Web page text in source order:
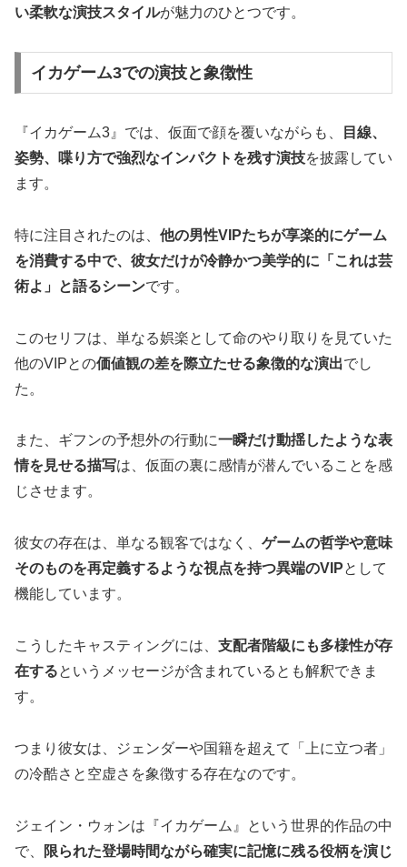
い柔軟な演技スタイルが魅力のひとつです。
イカゲーム3での演技と象徴性
『イカゲーム3』では、仮面で顔を覆いながらも、
目線、
姿勢、喋り方で強烈なインパクトを残す演技を披露してい
ます。
特に注目されたのは、 他の男性VIPたちが享楽的にゲーム
を消費する中で、彼女だけが冷静かつ美学的に「これは芸
術よ」と語るシーンです。
このセリフは、単なる娯楽として命のやり取りを見ていた
他のVIPとの価値観の差を際立たせる象徴的な演出でし
た。
また、ギフンの予想外の行動に一瞬だけ動揺したような表
情を見せる描写は、仮面の裏に感情が潜んでいることを感
じさせます。
彼女の存在は、単なる観客ではなく、 ゲームの哲学や意味
そのものを再定義するような視点を持つ異端のVIPとして
機能しています。
こうしたキャスティングには、 支配者階級にも多様性が存
在するというメッセージが含まれているとも解釈できま
す。
つまり彼女は、ジェンダーや国籍を超えて「上に立つ者」
の冷酷さと空虚さを象徴する存在なのです。
ジェイン・ウォンは『イカゲーム』という世界的作品の中
で、
限られた登場時間ながら確実に記憶に残る役柄を演じ